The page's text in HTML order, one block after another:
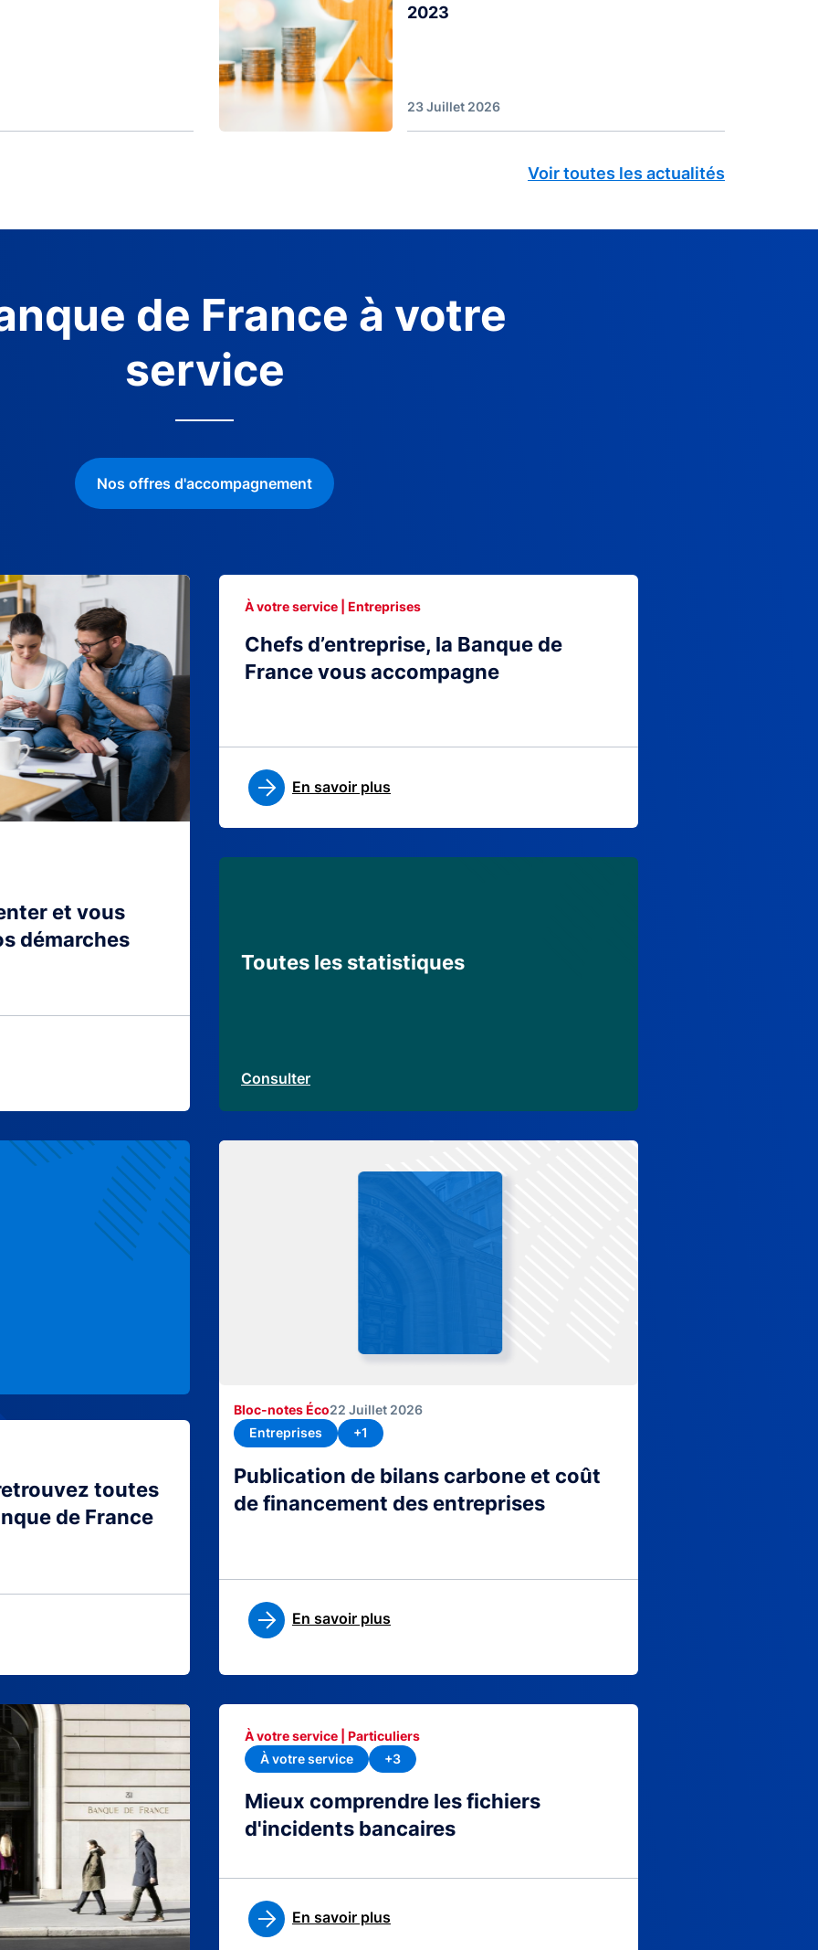
2023
23 Juillet 2026
Voir toutes les actualités
de France à votre
service
Nos offres d'accompagnement
et vous
démarches
Chefs d’entreprise, la Banque de
France vous accompagne
À votre service | Entreprises
En savoir plus
Toutes les statistiques
Consulter
Publication de bilans carbone et coût
de financement des entreprises
Bloc-notes Éco22 Juillet 2026
Entreprises
+1
En savoir plus
toutes
de France
Mieux comprendre les fichiers
d'incidents bancaires
À votre service | Particuliers
À votre service
+3
En savoir plus